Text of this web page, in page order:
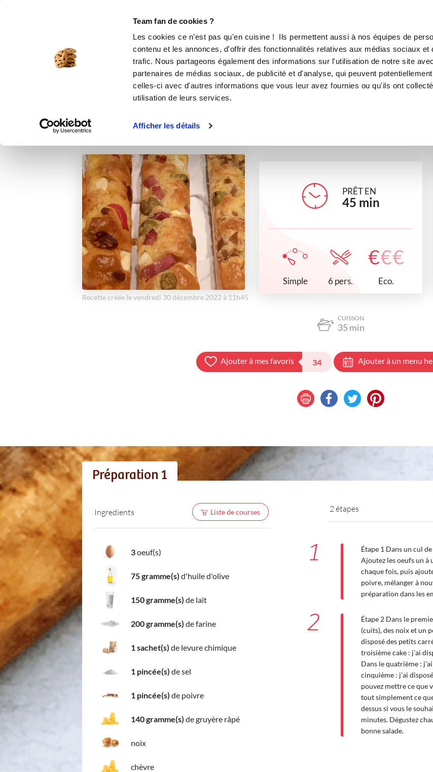
Team fan de cookies ?
Les cookies ce n'est pas qu'en cuisine ! Ils permettent aussi à nos équipes de
contenu et les annonces, d'offrir des fonctionnalités relatives aux médias sociaux et
trafic. Nous partageons également des informations sur l'utilisation de notre site
partenaires de médias sociaux, de publicité et d'analyse, qui peuvent
celles-ci avec d'autres informations que vous leur avez fournies ou qu'ils ont
utilisation de leurs services.
Afficher les détails
5 cakes pour un apéro
apéritifs entrées cakes et quiches salés
Recette créée le vendredi 30 décembre 2022 à 11h45
PRÊT EN
45 min
Simple 6 pers.
€€€
Eco.
CUISSON
35 min
Ajouter à mes favoris 34 Ajouter à un menu
Préparation 1
Ingredients Liste de courses
3oeuf(s)
75 gramme(s) d'huile d'olive
150 gramme(s) de lait
200 gramme(s) de farine
1 sachet(s) de levure chimique
1 pincée(s) de sel
1 pincée(s) de poivre
140 gramme(s) de gruyère râpé
noix
chèvre
2 étapes
1
Étape 1 Dans un cul
Ajoutez les oeufs un à
chaque fois, puis
poivre, mélanger à
préparation dans les
2
Étape 2 Dans le
(cuits), des noix et un
disposé des petits
troisième cake : j'ai
Dans le quatrième :
cinquième : j'ai
pouvez mettre ce que
tout simplement ce
dessus si vous le
minutes. Dégustez
bonne salade.